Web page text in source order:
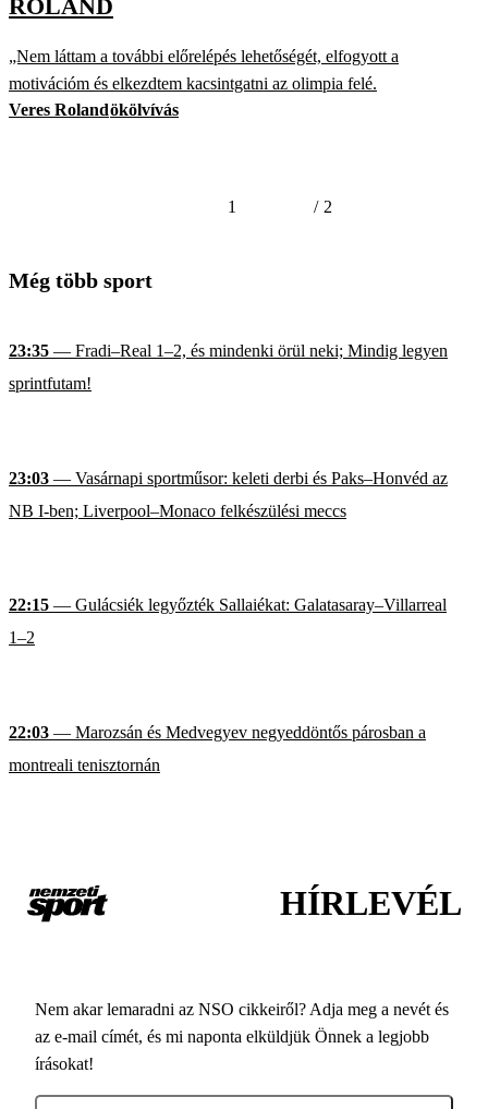
ROLAND
„Nem láttam a további előrelépés lehetőségét, elfogyott a
motivációm és elkezdtem kacsintgatni az olimpia felé.
Veres Rolandökölvívás
1 / 2
Még több sport
23:35 — Fradi–Real 1–2, és mindenki örül neki; Mindig legyen
sprintfutam!
23:03 — Vasárnapi sportműsor: keleti derbi és Paks–Honvéd az
NB I-ben; Liverpool–Monaco felkészülési meccs
22:15 — Gulácsiék legyőzték Sallaiékat: Galatasaray–Villarreal
1–2
22:03 — Marozsán és Medvegyev negyeddöntős párosban a
montreali tenisztornán
HÍRLEVÉL
Nem akar lemaradni az NSO cikkeiről? Adja meg a nevét és
az e-mail címét, és mi naponta elküldjük Önnek a legjobb
írásokat!